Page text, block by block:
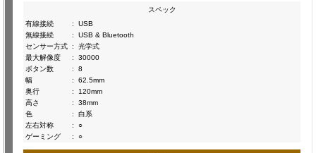
スペック
有線接続
:
USB
無線接続
:
USB & Bluetooth
センサー方式 :
光学式
最大解像度
:
30000
ボタン数
:
8
幅
:
62.5mm
奥行
:
120mm
高さ
:
38mm
色
:
白系
左右対称
:
○
ゲーミング
: ○